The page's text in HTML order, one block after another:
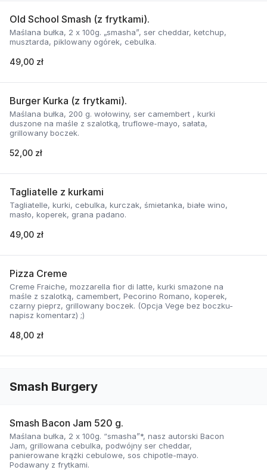
Old School Smash (z frytkami).
Maślana bułka, 2 x 100g. „smasha”, ser cheddar, ketchup,
musztarda, piklowany ogórek, cebulka.
49,00 zł
Burger Kurka (z frytkami).
Maślana bułka, 200 g. wołowiny, ser camembert , kurki
duszone na maśle z szalotką, truflowe-mayo, sałata,
grillowany boczek.
52,00 zł
Tagliatelle z kurkami
Tagliatelle, kurki, cebulka, kurczak, śmietanka, białe wino,
masło, koperek, grana padano.
49,00 zł
Pizza Creme
Creme Fraiche, mozzarella fior di latte, kurki smażone na
maśle z szalotką, camembert, Pecorino Romano, koperek,
czarny pieprz, grillowany boczek. (Opcja Vege bez boczku-
napisz komentarz) ;)
48,00 zł
Smash Burgery
Smash Bacon Jam 520 g.
Maślana bułka, 2 x 100g. “smasha”*, nasz autorski Bacon
Jam, grillowana cebulka, podwójny ser cheddar,
panierowane krążki cebulowe, sos chipotle-mayo.
Podawany z frytkami.